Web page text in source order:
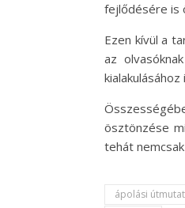
fejlődésére is
Ezen kívül a
az
ösztönzése
tehát
ápolási